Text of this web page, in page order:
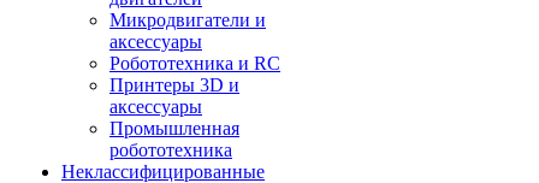
Микродвигатели и
аксессуары
Робототехника и RC
Принтеры 3D и
аксессуары
Промышленная
робототехника
Неклассифицированные